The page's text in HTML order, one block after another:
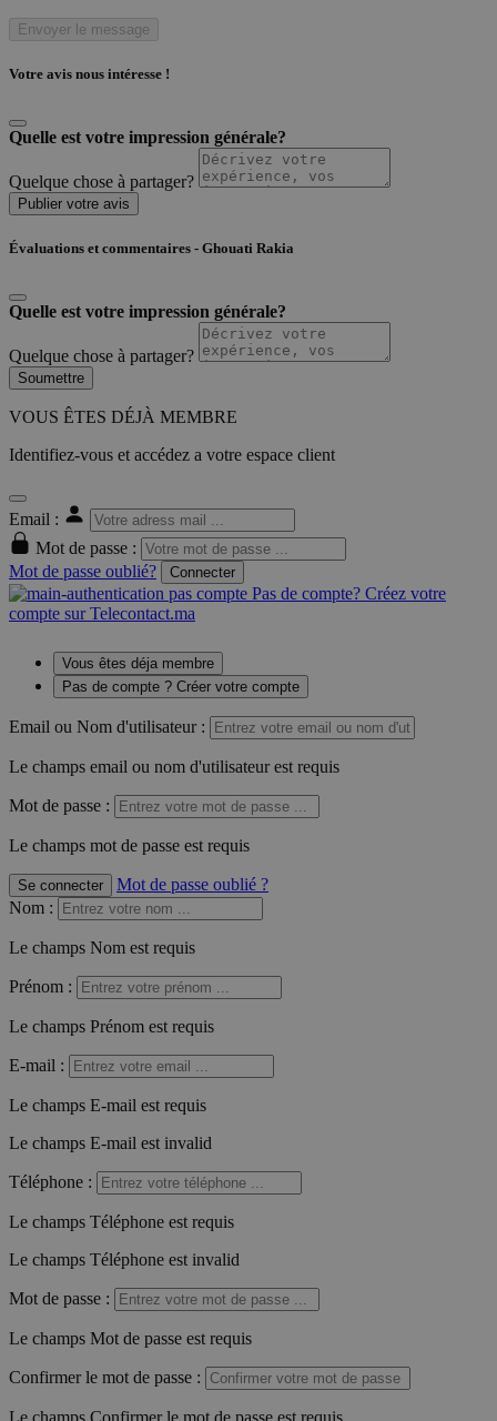
Envoyer le message
Votre avis nous intéresse !
Quelle est votre impression générale?
Quelque chose à partager?
Publier votre avis
Évaluations et commentaires - Ghouati Rakia
Quelle est votre impression générale?
Quelque chose à partager?
Soumettre
VOUS ÊTES DÉJÀ MEMBRE
Identifiez-vous et accédez a votre espace client
Email :
Mot de passe :
Mot de passe oublié?
Connecter
Pas de compte? Créez votre
compte sur Telecontact.ma
Vous êtes déja membre
Pas de compte ? Créer votre compte
Email ou Nom d'utilisateur :
Le champs email ou nom d'utilisateur est requis
Mot de passe :
Le champs mot de passe est requis
Se connecter
Mot de passe oublié ?
Nom :
Le champs Nom est requis
Prénom :
Le champs Prénom est requis
E-mail :
Le champs E-mail est requis
Le champs E-mail est invalid
Téléphone :
Le champs Téléphone est requis
Le champs Téléphone est invalid
Mot de passe :
Le champs Mot de passe est requis
Confirmer le mot de passe :